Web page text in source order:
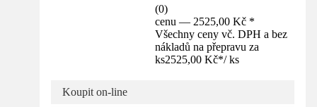
(0)
cenu — 2525,00 Kč *
Všechny ceny vč. DPH a bez
nákladů na přepravu za
ks2525,00 Kč*/ ks
Koupit on-line